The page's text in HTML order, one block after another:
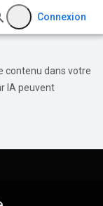
Connexion
contenu dans votre
IA peuvent